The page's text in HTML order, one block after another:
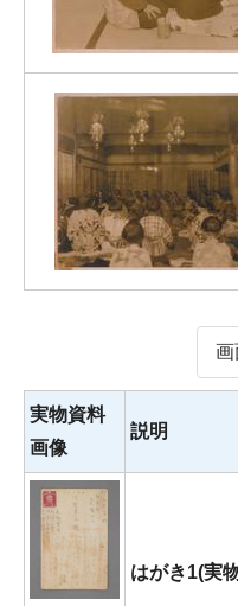
画
実物資料
画像
説明
はがき1(実